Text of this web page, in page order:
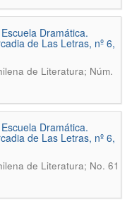
Dramática.
de Las Letras, nº 6,
de Literatura; Núm.
Dramática.
de Las Letras, nº 6,
de Literatura; No. 61